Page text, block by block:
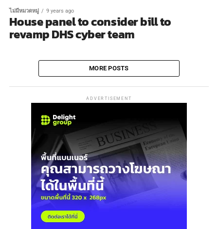
ไม่มีหมวดหมู่ 9 years ago
House panel to consider bill to
revamp DHS cyber team
MORE POSTS
ADVERTISEMENT